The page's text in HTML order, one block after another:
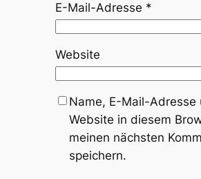
E-Mail-Adresse *
Website
Name, E-Mail-Adresse
Website in diesem
meinen nächsten
speichern.